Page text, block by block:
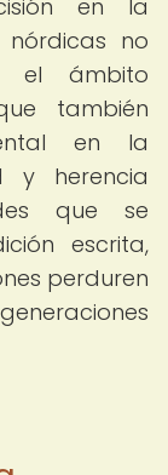
en la
nórdicas no
el ámbito
también
en la
y herencia
que se
escrita,
perduren